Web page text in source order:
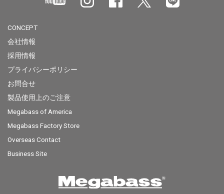
CONCEPT
会社情報
採用情報
プライバシーポリシー
お問合せ
製品使用上のご注意
Megabass of America
Megabass Factory Store
Overseas Contact
Business Site